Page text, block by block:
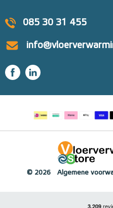
085 30 31 455
© 2026 Algemene